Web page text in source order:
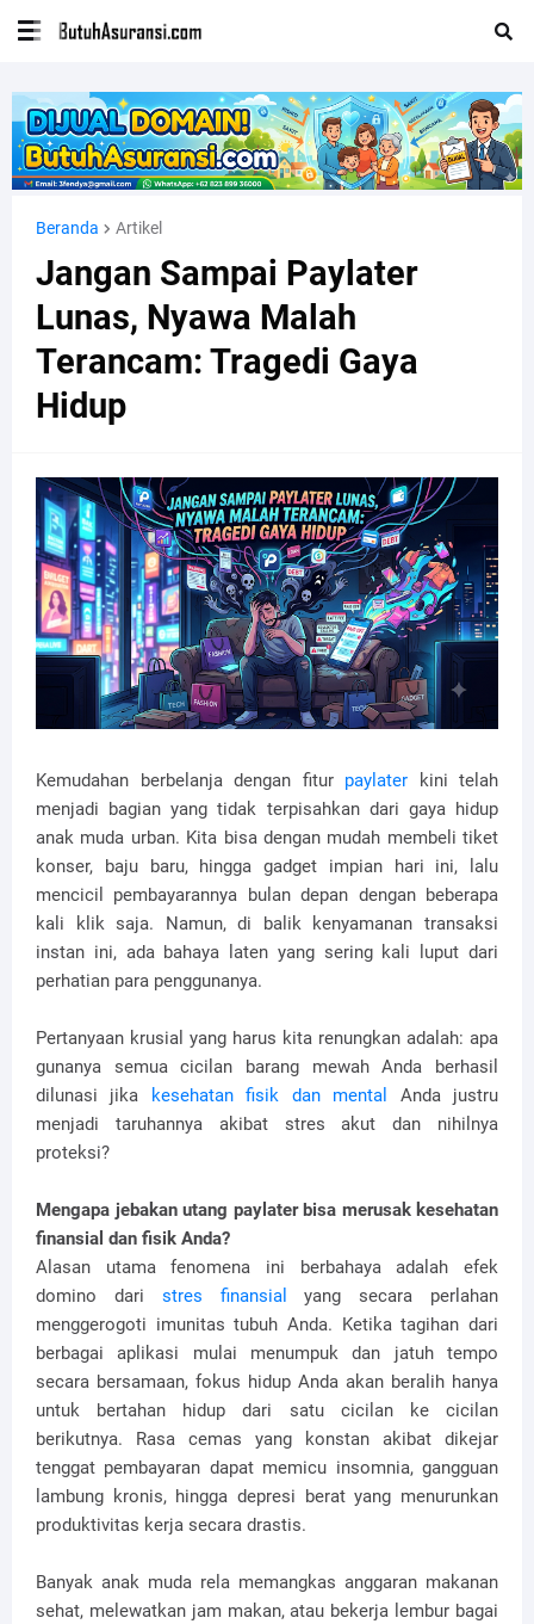
Beranda Artikel
Jangan Sampai Paylater
Lunas, Nyawa Malah
Terancam: Tragedi Gaya
Hidup
Kemudahan berbelanja dengan fitur paylater kini telah
menjadi bagian yang tidak terpisahkan dari gaya hidup
anak muda urban. Kita bisa dengan mudah membeli tiket
konser, baju baru, hingga gadget impian hari ini, lalu
mencicil pembayarannya bulan depan dengan beberapa
kali klik saja. Namun, di balik kenyamanan transaksi
instan ini, ada bahaya laten yang sering kali luput dari
perhatian para penggunanya.
Pertanyaan krusial yang harus kita renungkan adalah: apa
gunanya semua cicilan barang mewah Anda berhasil
dilunasi jika
kesehatan fisik dan mental
Anda justru
menjadi taruhannya akibat stres akut dan nihilnya
proteksi?
Mengapa jebakan utang paylater bisa merusak kesehatan
finansial dan fisik Anda?
Alasan utama fenomena ini berbahaya adalah efek
domino dari stres finansial
yang secara perlahan
menggerogoti imunitas tubuh Anda. Ketika tagihan dari
berbagai aplikasi mulai menumpuk dan jatuh tempo
secara bersamaan, fokus hidup Anda akan beralih hanya
untuk bertahan hidup dari satu cicilan ke cicilan
berikutnya. Rasa cemas yang konstan akibat dikejar
tenggat pembayaran dapat memicu insomnia, gangguan
lambung kronis, hingga depresi berat yang menurunkan
produktivitas kerja secara drastis.
Banyak anak muda rela memangkas anggaran makanan
sehat, melewatkan jam makan, atau bekerja lembur bagai